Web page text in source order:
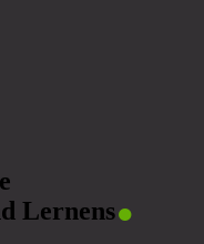
Lernens.